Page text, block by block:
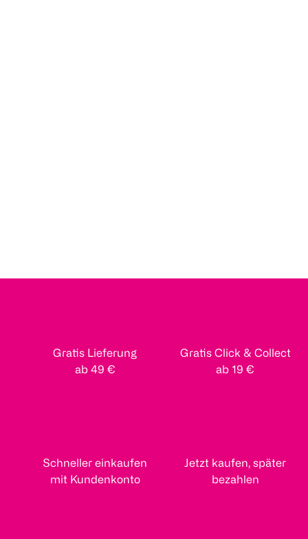
Gratis Lieferung
ab 49 €
Gratis Click & Collect
ab 19 €
Schneller einkaufen
mit Kundenkonto
Jetzt kaufen, später
bezahlen